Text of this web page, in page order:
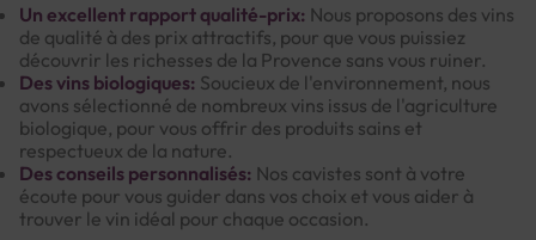
Un excellent rapport qualité-prix: Nous proposons des vins
de qualité à des prix attractifs, pour que vous puissiez
découvrir les richesses de la Provence sans vous ruiner.
Des vins biologiques: Soucieux de l'environnement, nous
avons sélectionné de nombreux vins issus de l'agriculture
biologique, pour vous offrir des produits sains et
respectueux de la nature.
Des conseils personnalisés: Nos cavistes sont à votre
écoute pour vous guider dans vos choix et vous aider à
trouver le vin idéal pour chaque occasion.